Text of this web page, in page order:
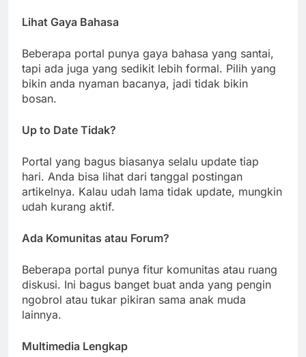
Lihat Gaya Bahasa
Beberapa portal punya gaya bahasa yang santai,
tapi ada juga yang sedikit lebih formal. Pilih yang
bikin anda nyaman bacanya, jadi tidak bikin
bosan.
Up to Date Tidak?
Portal yang bagus biasanya selalu update tiap
hari. Anda bisa lihat dari tanggal postingan
artikelnya. Kalau udah lama tidak update, mungkin
udah kurang aktif.
Ada Komunitas atau Forum?
Beberapa portal punya fitur komunitas atau ruang
diskusi. Ini bagus banget buat anda yang pengin
ngobrol atau tukar pikiran sama anak muda
lainnya.
Multimedia Lengkap